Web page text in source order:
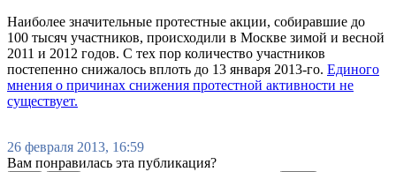
Наиболее значительные протестные акции, собиравшие до
100 тысяч участников, происходили в Москве зимой и весной
2011 и 2012 годов. С тех пор количество участников
постепенно снижалось вплоть до 13 января 2013-го. Единого
мнения о причинах снижения протестной активности не
существует.
26 февраля 2013, 16:59
Вам понравилась эта публикация?